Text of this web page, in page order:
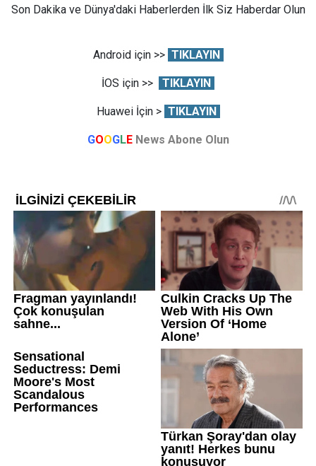
Son Dakika ve Dünya'daki Haberlerden İlk Siz Haberdar Olun
Android için >> TIKLAYIN
İOS için >> TIKLAYIN
Huawei İçin > TIKLAYIN
GOOGLE News Abone Olun